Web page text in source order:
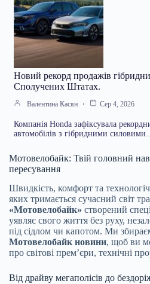
Новий рекорд продажів
Сполучених Штатах.
Валентина Касян Сер 4, 2026
Компанія Honda зафіксувала
автомобілів з гібридними силовими…
Мотовелобайк: Твій головний
пересування
Швидкість, комфорт та
яких тримається сучасний світ
«Мотовелобайк» створений
уявляє свого життя без руху,
під сідлом чи капотом. Ми
Мотовелобайк новини, щоб ви
про світові прем’єри, технічні
Від драйву мегаполісів до